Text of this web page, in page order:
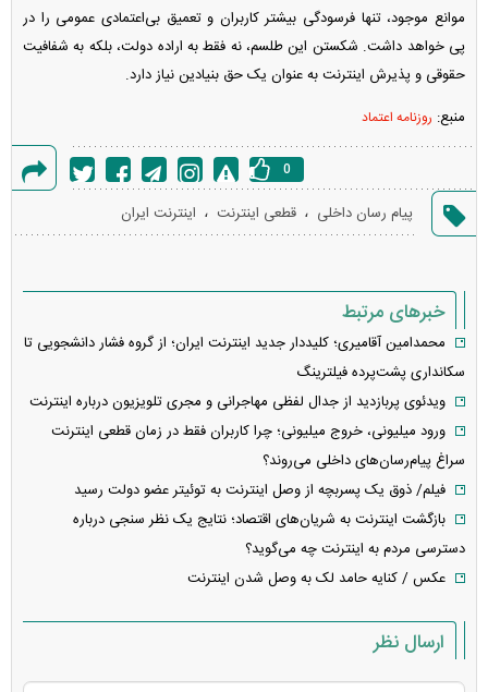
موانع موجود، تنها فرسودگی بیشتر کاربران و تعمیق بی‌اعتمادی عمومی را در
پی خواهد داشت. شکستن این طلسم، نه فقط به اراده دولت، بلکه به شفافیت
حقوقی و پذیرش اینترنت به عنوان یک حق بنیادین نیاز دارد.
منبع: روزنامه اعتماد
گزارش
خطا
0
پیام رسان داخلی ، قطعی اینترنت ، اینترنت ایران
خبرهای مرتبط
محمدامین آقامیری؛ کلیددار جدید اینترنت ایران؛ از گروه فشار دانشجویی تا
سکانداری پشت‌پرده فیلترینگ
ویدئوی پربازدید از جدال لفظی مهاجرانی و مجری تلویزیون درباره اینترنت
ورود میلیونی، خروج میلیونی؛ چرا کاربران فقط در زمان قطعی اینترنت
سراغ پیام‌رسان‌های داخلی می‌روند؟
فیلم/ ذوق یک پسربچه از وصل اینترنت به توئیتر عضو دولت رسید
بازگشت اینترنت به شریان‌های اقتصاد؛ نتایج یک نظر سنجی درباره
دسترسی مردم به اینترنت چه می‌گوید؟
عکس / کنایه حامد لک به وصل شدن اینترنت
ارسال نظر